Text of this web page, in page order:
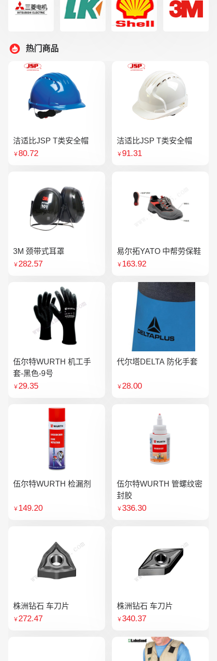
热门商品
洁适比JSP T类安全帽
￥80.72
洁适比JSP T类安全帽
￥91.31
3M 颈带式耳罩
￥282.57
易尔拓YATO 中帮劳保鞋
￥ 163.92
伍尔特WURTH 机工手
套-黑色-9号
￥29.35
代尔塔DELTA 防化手套
￥28.00
伍尔特WURTH 检漏剂
￥ 149.20
伍尔特WURTH 管螺纹密
封胶
￥336.30
株洲钻石 车刀片
￥272.47
株洲钻石 车刀片
￥340.37